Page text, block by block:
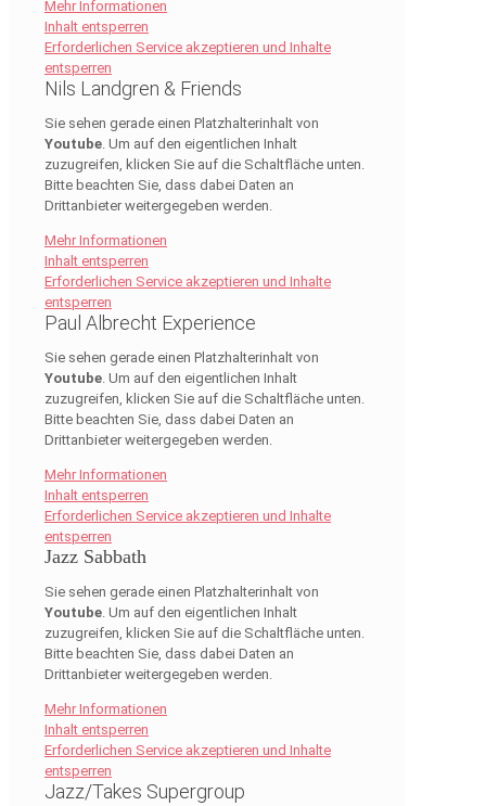
Mehr Informationen
Inhalt entsperren
Erforderlichen Service akzeptieren und Inhalte
entsperren
Nils Landgren & Friends
Sie sehen gerade einen Platzhalterinhalt von
Youtube. Um auf den eigentlichen Inhalt
zuzugreifen, klicken Sie auf die Schaltfläche unten.
Bitte beachten Sie, dass dabei Daten an
Drittanbieter weitergegeben werden.
Mehr Informationen
Inhalt entsperren
Erforderlichen Service akzeptieren und Inhalte
entsperren
Paul Albrecht Experience
Sie sehen gerade einen Platzhalterinhalt von
Youtube. Um auf den eigentlichen Inhalt
zuzugreifen, klicken Sie auf die Schaltfläche unten.
Bitte beachten Sie, dass dabei Daten an
Drittanbieter weitergegeben werden.
Mehr Informationen
Inhalt entsperren
Erforderlichen Service akzeptieren und Inhalte
entsperren
Jazz Sabbath
Sie sehen gerade einen Platzhalterinhalt von
Youtube. Um auf den eigentlichen Inhalt
zuzugreifen, klicken Sie auf die Schaltfläche unten.
Bitte beachten Sie, dass dabei Daten an
Drittanbieter weitergegeben werden.
Mehr Informationen
Inhalt entsperren
Erforderlichen Service akzeptieren und Inhalte
entsperren
Jazz/Takes Supergroup